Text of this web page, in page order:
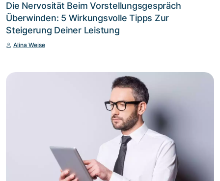
Die Nervosität Beim Vorstellungsgespräch
Überwinden: 5 Wirkungsvolle Tipps Zur
Steigerung Deiner Leistung
Alina Weise